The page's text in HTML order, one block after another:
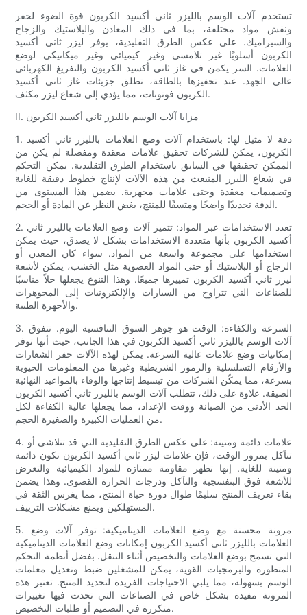
تستخدم آلات الوسم بالليزر ثاني أكسيد الكربون قوة الضوء لحفر
ونقش مواد مختلفة، بما في ذلك المعادن والبلاستيك والزجاج
والسيراميك. على عكس الطرق التقليدية، يوفر ليزر ثاني أكسيد
الكربون أسلوبًا غير تلامسي وغير كيميائي وغير ميكانيكي لوضع
العلامات. السر يكمن في غاز ثاني أكسيد الكربون والتفريغ الكهربائي
عالي الجهد. عند تحفيزها بالطاقة، تطلق جزيئات غاز ثاني أكسيد
الكربون فوتونات، مما يؤدي إلى شعاع ليزر مكثف.
II. مزايا آلات الوسم بالليزر ثاني أكسيد الكربون
1. دقة لا مثيل لها: باستخدام آلات وضع العلامات بالليزر ثاني أكسيد
الكربون، يمكن للشركات تحقيق علامات معقدة ومفصلة لم يكن من
الممكن تحقيقها في السابق باستخدام الطرق التقليدية. يمكن التحكم
في شعاع الليزر المنبعث من هذه الآلات لإنتاج خطوط دقيقة للغاية
وتصميمات معقدة وحتى علامات مجهرية. يضمن هذا المستوى من
الدقة تحديدًا واضحًا ومتسقًا للمنتج، بغض النظر عن المادة أو الحجم.
2. تعدد الاستخدامات عبر المواد: تتميز آلات وضع العلامات بالليزر ثاني
أكسيد الكربون بأنها متعددة الاستخدامات بشكل لا يصدق، حيث يمكن
استخدامها على مجموعة واسعة من المواد. سواء كان المعدن أو
الزجاج أو البلاستيك أو حتى المواد العضوية مثل الخشب، يمكن لأشعة
ليزر ثاني أكسيد الكربون تمييزها جميعًا. وهذا التنوع يجعلها حلاً مناسبًا
للصناعات التي تتراوح من السيارات والإلكترونيات إلى المجوهرات
والأجهزة الطبية.
3. السرعة والكفاءة: الوقت هو جوهر السوق التنافسية اليوم. تتفوق
آلات الوسم بالليزر ثاني أكسيد الكربون في هذا الجانب، حيث أنها توفر
إمكانيات وضع علامات عالية السرعة. يمكن لهذه الآلات حفر الشعارات
والأرقام التسلسلية والرموز الشريطية وغيرها من المعلومات الحيوية
بسرعة، مما يمكّن الشركات من تبسيط إنتاجها والوفاء بالمواعيد النهائية
الضيقة. علاوة على ذلك، تتطلب آلات الوسم بالليزر ثاني أكسيد الكربون
الحد الأدنى من الصيانة ووقت الإعداد، مما يجعلها عالية الكفاءة لكل
من العمليات الكبيرة والصغيرة الحجم.
4. علامات دائمة ومتينة: على عكس الطرق التقليدية التي قد تتلاشى أو
تتآكل بمرور الوقت، فإن علامات ليزر ثاني أكسيد الكربون تكون دائمة
ومتينة للغاية. إنها تظهر مقاومة ممتازة للمواد الكيميائية والتعرض
للأشعة فوق البنفسجية والتآكل ودرجات الحرارة القصوى. وهذا يضمن
بقاء تعريف المنتج سليمًا طوال دورة حياة المنتج، مما يغرس الثقة في
المستهلكين ويمنع مشكلات التزييف.
5. مرونة محسنة مع وضع العلامات الديناميكية: توفر آلات وضع
العلامات بالليزر ثاني أكسيد الكربون إمكانات وضع العلامات الديناميكية
التي تسمح بوضع العلامات والتخصيص أثناء التنقل. بفضل أنظمة التحكم
المتطورة والبرمجيات القوية، يمكن للمشغلين ضبط وتعديل معلمات
الوسم بسهولة، مما يلبي الاحتياجات الفريدة لتحديد المنتج. تعتبر هذه
المرونة مفيدة بشكل خاص في الصناعات التي تحدث فيها تغييرات
متكررة في التصميم أو طلبات التخصيص.